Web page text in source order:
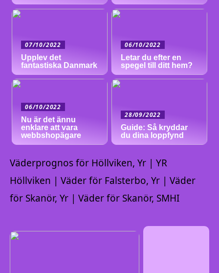
07/10/2022
Upplev det
fantastiska Danmark
06/10/2022
Letar du efter en
spegel till ditt hem?
06/10/2022
Nu är det ännu
enklare att vara
webbshopägare
28/09/2022
Guide: Så kryddar
du dina loppfynd
Väderprognos för Höllviken, Yr | YR
Höllviken | Väder för Falsterbo, Yr | Väder
för Skanör, Yr | Väder för Skanör, SMHI